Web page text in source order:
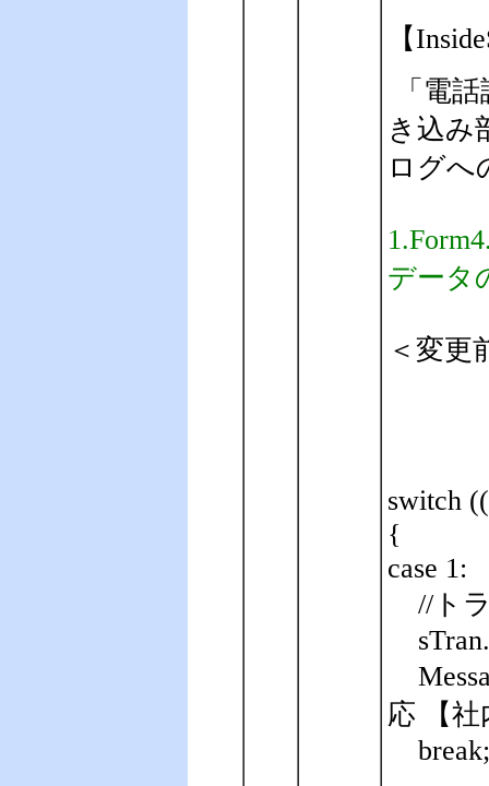
【
「電
き込み
ログへ
データ
＜変更
switch
{
case 1:
//ト
応 【社
break;